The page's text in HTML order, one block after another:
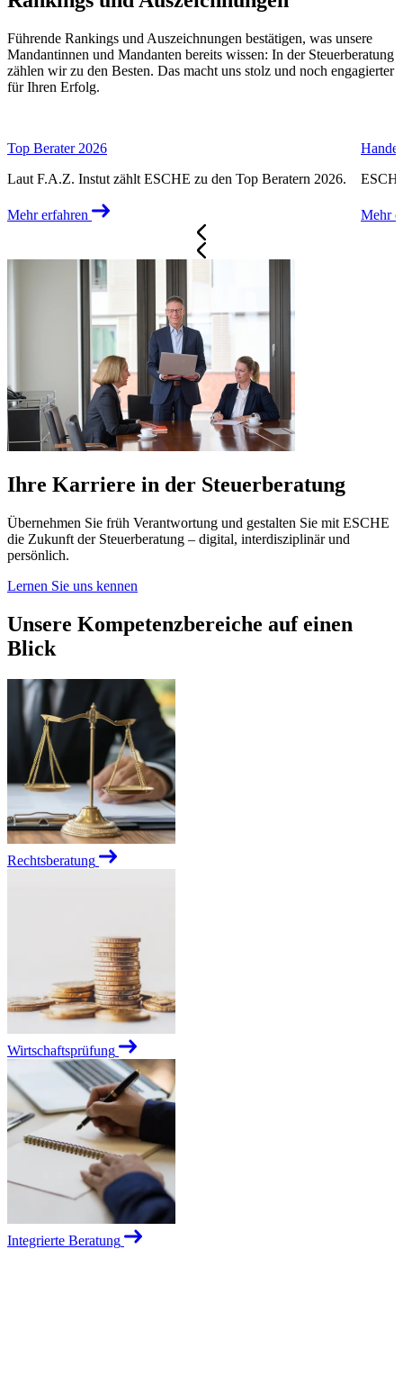
Führende Rankings und Auszeichnungen bestätigen, was unsere
Mandantinnen und Mandanten bereits wissen: In der Steuerberatung
zählen wir zu den Besten. Das macht uns stolz und noch engagierter
für Ihren Erfolg.
Top Berater 2026
Laut F.A.Z. Instut zählt ESCHE zu den Top Beratern 2026.
Mehr erfahren Mehr
Ihre Karriere in der Steuerberatung
Übernehmen Sie früh Verantwortung und gestalten Sie mit ESCHE
die Zukunft der Steuerberatung – digital, interdisziplinär und
persönlich.
Lernen Sie uns kennen
Unsere Kompetenzbereiche auf einen
Blick
Rechtsberatung
Wirtschaftsprüfung
Integrierte Beratung